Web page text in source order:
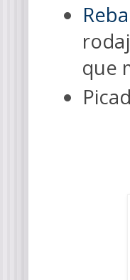
R
que